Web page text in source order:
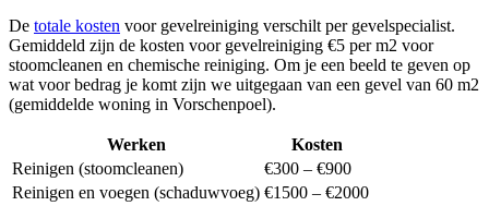
De totale kosten voor gevelreiniging verschilt per gevelspecialist.
Gemiddeld zijn de kosten voor gevelreiniging €5 per m2 voor
stoomcleanen en chemische reiniging. Om je een beeld te geven op
wat voor bedrag je komt zijn we uitgegaan van een gevel van 60 m2
(gemiddelde woning in Vorschenpoel).
Werken
Kosten
Reinigen (stoomcleanen)
€300 – €900
Reinigen en voegen (schaduwvoeg) €1500 – €2000